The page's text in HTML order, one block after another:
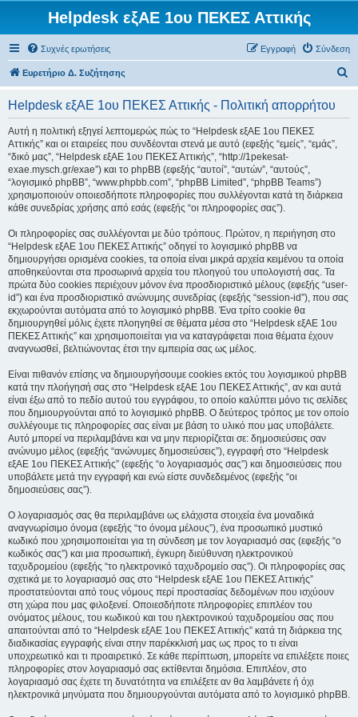
Helpdesk εξΑΕ 1ου ΠΕΚΕΣ Αττικής
Συχνές ερωτήσεις Σύνδεση
Εγγραφή
Ευρετήριο Δ. Συζήτησης
Helpdesk εξΑΕ 1ου ΠΕΚΕΣ Αττικής - Πολιτική απορρήτου
Αυτή η πολιτική εξηγεί λεπτομερώς πώς το “Helpdesk εξΑΕ 1ου ΠΕΚΕΣ
Αττικής” και οι εταιρείες που συνδέονται στενά με αυτό (εφεξής “εμείς”, “εμάς”,
“δικό μας”, “Helpdesk εξΑΕ 1ου ΠΕΚΕΣ Αττικής”, “http://1pekesat-
exae.mysch.gr/exae”) και το phpBB (εφεξής “αυτοί”, “αυτών”, “αυτούς”,
“λογισμικό phpBB”, “www.phpbb.com”, “phpBB Limited”, “phpBB Teams”)
χρησιμοποιούν οποιεσδήποτε πληροφορίες που συλλέγονται κατά τη διάρκεια
κάθε συνεδρίας χρήσης από εσάς (εφεξής “οι πληροφορίες σας”).
Οι πληροφορίες σας συλλέγονται με δύο τρόπους. Πρώτον, η περιήγηση στο
“Helpdesk εξΑΕ 1ου ΠΕΚΕΣ Αττικής” οδηγεί το λογισμικό phpBB να
δημιουργήσει ορισμένα cookies, τα οποία είναι μικρά αρχεία κειμένου τα οποία
αποθηκεύονται στα προσωρινά αρχεία του πλοηγού του υπολογιστή σας. Τα
πρώτα δύο cookies περιέχουν μόνον ένα προσδιοριστικό μέλους (εφεξής “user-
id”) και ένα προσδιοριστικό ανώνυμης συνεδρίας (εφεξής “session-id”), που σας
εκχωρούνται αυτόματα από το λογισμικό phpBB. Ένα τρίτο cookie θα
δημιουργηθεί μόλις έχετε πλοηγηθεί σε θέματα μέσα στο “Helpdesk εξΑΕ 1ου
ΠΕΚΕΣ Αττικής” και χρησιμοποιείται για να καταγράφεται ποια θέματα έχουν
αναγνωσθεί, βελτιώνοντας έτσι την εμπειρία σας ως μέλος.
Είναι πιθανόν επίσης να δημιουργήσουμε cookies εκτός του λογισμικού phpBB
κατά την πλοήγησή σας στο “Helpdesk εξΑΕ 1ου ΠΕΚΕΣ Αττικής”, αν και αυτά
είναι έξω από το πεδίο αυτού του εγγράφου, το οποίο καλύπτει μόνο τις σελίδες
που δημιουργούνται από το λογισμικό phpBB. Ο δεύτερος τρόπος με τον οποίο
συλλέγουμε τις πληροφορίες σας είναι με βάση το υλικό που μας υποβάλετε.
Αυτό μπορεί να περιλαμβάνει και να μην περιορίζεται σε: δημοσιεύσεις σαν
ανώνυμο μέλος (εφεξής “ανώνυμες δημοσιεύσεις”), εγγραφή στο “Helpdesk
εξΑΕ 1ου ΠΕΚΕΣ Αττικής” (εφεξής “ο λογαριασμός σας”) και δημοσιεύσεις που
υποβάλετε μετά την εγγραφή και ενώ είστε συνδεδεμένος (εφεξής “οι
δημοσιεύσεις σας”).
Ο λογαριασμός σας θα περιλαμβάνει ως ελάχιστα στοιχεία ένα μοναδικά
αναγνωρίσιμο όνομα (εφεξής “το όνομα μέλους”), ένα προσωπικό μυστικό
κωδικό που χρησιμοποιείται για τη σύνδεση με τον λογαριασμό σας (εφεξής “ο
κωδικός σας”) και μια προσωπική, έγκυρη διεύθυνση ηλεκτρονικού
ταχυδρομείου (εφεξής “το ηλεκτρονικό ταχυδρομείο σας”). Οι πληροφορίες σας
σχετικά με το λογαριασμό σας στο “Helpdesk εξΑΕ 1ου ΠΕΚΕΣ Αττικής”
προστατεύονται από τους νόμους περί προστασίας δεδομένων που ισχύουν
στη χώρα που μας φιλοξενεί. Οποιεσδήποτε πληροφορίες επιπλέον του
ονόματος μέλους, του κωδικού και του ηλεκτρονικού ταχυδρομείου σας που
απαιτούνται από το “Helpdesk εξΑΕ 1ου ΠΕΚΕΣ Αττικής” κατά τη διάρκεια της
διαδικασίας εγγραφής είναι στην παρέκκλισή μας ως προς το τι είναι
υποχρεωτικό και τι προαιρετικό. Σε κάθε περίπτωση, μπορείτε να επιλέξετε ποιες
πληροφορίες στον λογαριασμό σας εκτίθενται δημόσια. Επιπλέον, στο
λογαριασμό σας έχετε τη δυνατότητα να επιλέξετε αν θα λαμβάνετε ή όχι
ηλεκτρονικά μηνύματα που δημιουργούνται αυτόματα από το λογισμικό phpBB.